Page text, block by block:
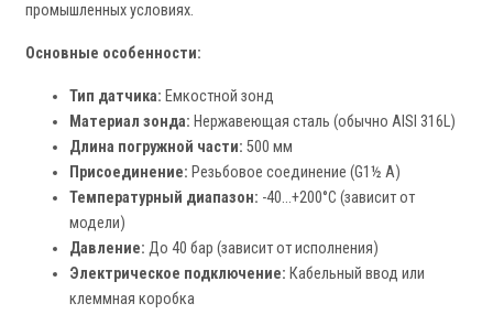
промышленных условиях.
Основные особенности:
Тип датчика: Емкостной зонд
Материал зонда: Нержавеющая сталь (обычно AISI 316L)
Длина погружной части: 500 мм
Присоединение: Резьбовое соединение (G1½ A)
Температурный диапазон: -40…+200°C (зависит от
модели)
Давление: До 40 бар (зависит от исполнения)
Электрическое подключение: Кабельный ввод или
клеммная коробка